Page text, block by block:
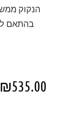
הנקוק
בהתאם
₪535.00